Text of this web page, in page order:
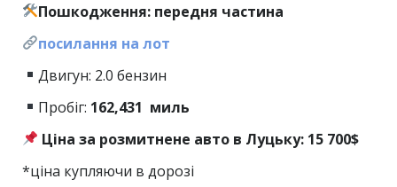
Пошкодження: передня частина
посилання на лот
Двигун: 2.0 бензин
Пробіг: 162,431 миль
Ціна за розмитнене авто в Луцьку: 15 700$
*ціна купляючи в дорозі